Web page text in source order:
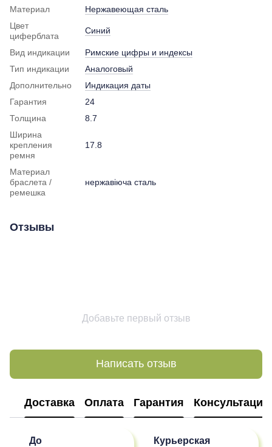
Материал
Нержавеющая сталь
Цвет
циферблата
Синий
Вид индикации
Римские цифры и индексы
Тип индикации
Аналоговый
Дополнительно
Индикация даты
Гарантия
24
Толщина
8.7
Ширина
крепления
ремня
17.8
Материал
браслета /
ремешка
нержавіюча сталь
Отзывы
Добавьте первый отзыв
Написать отзыв
Доставка Оплата Гарантия Консультация
До
Курьерская